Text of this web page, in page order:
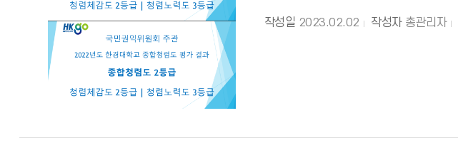
작성일 2023.02.02 작성자 총관리자